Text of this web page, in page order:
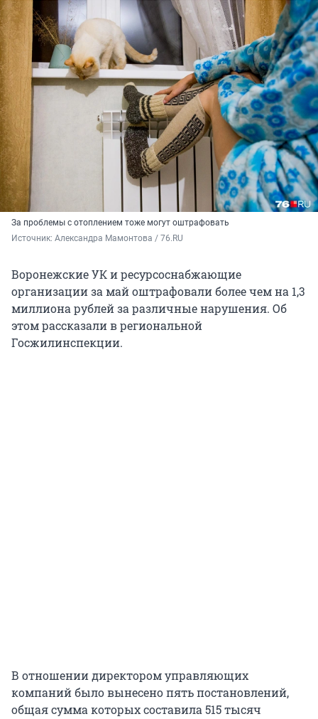
За проблемы с отоплением тоже могут оштрафовать
Источник: Александра Мамонтова / 76.RU
Воронежские УК и ресурсоснабжающие
организации за май оштрафовали более чем на 1,3
миллиона рублей за различные нарушения. Об
этом рассказали в региональной
Госжилинспекции.
В отношении директором управляющих
компаний было вынесено пять постановлений,
общая сумма которых составила 515 тысяч